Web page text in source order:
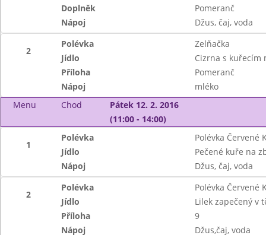
Doplněk
Pomeranč
Nápoj
Džus, čaj, voda
2
Polévka
Zelňačka
Jídlo
Cizrna s kuřecím
Příloha
Pomeranč
Nápoj
mléko
Menu
Chod
Pátek 12. 2. 2016
(11:00 - 14:00)
1
Polévka
Polévka Červené
Jídlo
Pečené kuře na
Nápoj
Džus, čaj, voda
2
Polévka
Polévka Červené
Jídlo
Lilek zapečený v
Příloha
9
Nápoj
Džus,čaj, voda